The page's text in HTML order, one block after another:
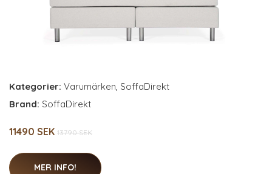
Kategorier: Varumärken, SoffaDirekt
Brand: SoffaDirekt
11490 SEK 13790 SEK
MER INFO!